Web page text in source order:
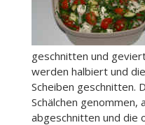
geschnitten und
werden halbiert und
Scheiben geschnitten.
Schälchen genommen,
abgeschnitten und die